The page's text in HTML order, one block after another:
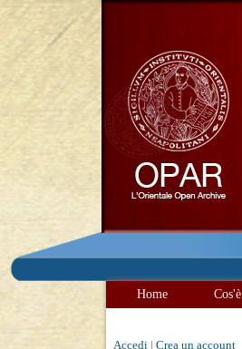
Home Cos'è
Accedi Crea un account